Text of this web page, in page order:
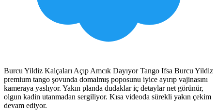
Burcu Yildiz Kalçaları Açıp Amcık Dayıyor Tango Ifsa Burcu Yildiz
premium tango şovunda domalmış poposunu iyice ayırıp vajinasını
kameraya yaslıyor. Yakın planda dudaklar iç detaylar net görünür,
olgun kadin utanmadan sergiliyor. Kısa videoda sürekli yakın çekim
devam ediyor.